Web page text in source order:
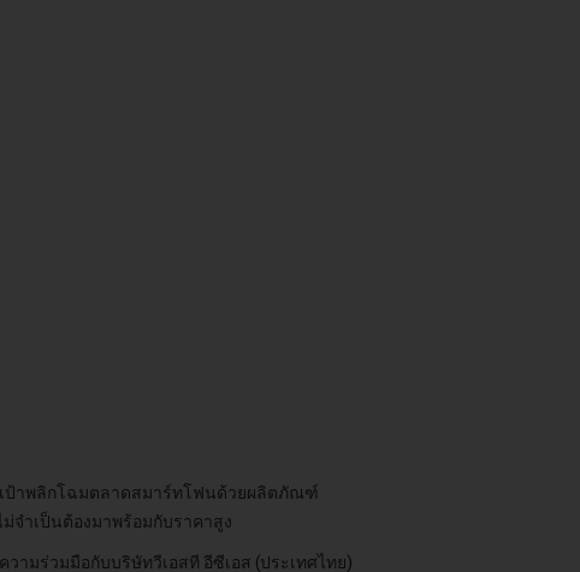
เป้าพลิกโฉมตลาดสมาร์ทโฟนด้วยผลิตภัณฑ์
ำเป็นต้องมาพร้อมกับราคาสูง
ามร่วมมือกับบริษัทวีเอสที อีซีเอส (ประเทศไทย)